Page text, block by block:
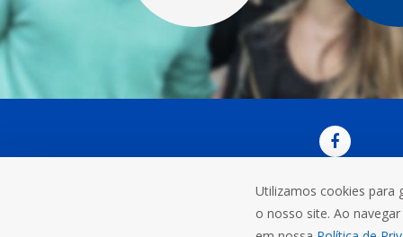
Rua do
Utilizamos cookies para
o nosso site. Ao